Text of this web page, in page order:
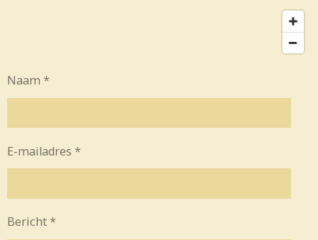
Naam *
E-mailadres *
Bericht *